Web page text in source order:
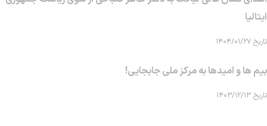
ایتالیا
تاریخ ۱۴۰۴/۰۱/۲۷
بیم ها و امیدها به مرکز ملی جابجایی!
تاریخ ۱۴۰۳/۱۲/۱۳